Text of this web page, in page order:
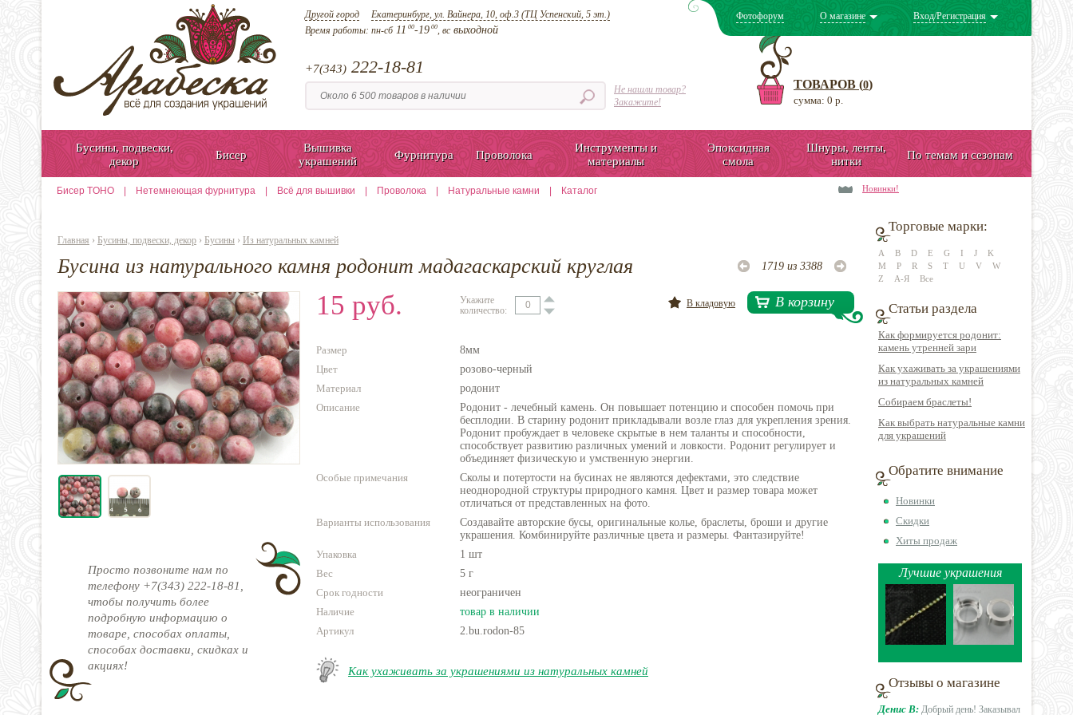
Другой город Екатеринбург, ул. Вайнера, 10, оф.3 (ТЦ Успенский, 5 эт.)
Время работы: пн-сб11 00-19 00, всвыходной
+7(343) 222-18-81
Не нашли товар?
Закажите!
Фотофорум О магазине Вход/Регистрация
ТОВАРОВ (0)
сумма: 0 р.
Бусины, подвески,
декор
Бисер
Вышивка
украшений
Фурнитура Проволока
Инструменты и
материалы
Эпоксидная
смола
Шнуры, ленты,
нитки
По темам и сезонам
Бисер TOHO Нетемнеющая фурнитура Всё для вышивки Проволока Натуральные камни Каталог Новинки!
Главная › Бусины, подвески, декор › Бусины › Из натуральных камней
Бусина из натурального камня родонит мадагаскарский круглая 1719 из 3388
Просто позвоните нам по
телефону +7(343) 222-18-81,
чтобы получить более
подробную информацию о
товаре, способах оплаты,
способах доставки, скидках и
акциях!
15 руб.
Укажите
количество:
В корзину
В кладовую
Размер
8мм
Цвет
розово-черный
Материал
родонит
Описание
Родонит - лечебный камень. Он повышает потенцию и способен помочь при
бесплодии. В старину родонит прикладывали возле глаз для укрепления зрения.
Родонит пробуждает в человеке скрытые в нем таланты и способности,
способствует развитию различных умений и ловкости. Родонит регулирует и
объединяет физическую и умственную энергии.
Особые примечания
Сколы и потертости на бусинах не являются дефектами, это следствие
неоднородной структуры природного камня. Цвет и размер товара может
отличаться от представленных на фото.
Варианты использования
Создавайте авторские бусы, оригинальные колье, браслеты, броши и другие
украшения. Комбинируйте различные цвета и размеры. Фантазируйте!
Упаковка
1 шт
Вес
5 г
Срок годности
неограничен
Наличие
товар в наличии
Артикул
2.bu.rodon-85
Как ухаживать за украшениями из натуральных камней
Торговые марки:
A B D E G I J
K
M
P R S T U V
W
Z
А-Я Все
Статьи раздела
Как формируется родонит:
камень утренней зари
Как ухаживать за украшениями
из натуральных камней
Собираем браслеты!
Как выбрать натуральные камни
для украшений
Обратите внимание
Новинки
Скидки
Хиты продаж
Лучшие украшения
Отзывы о магазине
Денис В: Добрый день! Заказывал